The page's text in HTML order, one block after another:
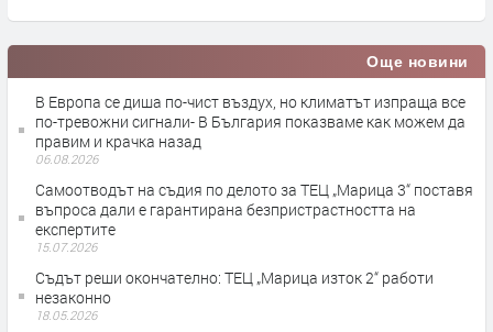
Още новини
В Европа се диша по-чист въздух, но климатът изпраща все
по-тревожни сигнали- В България показваме как можем да
правим и крачка назад
06.08.2026
Самоотводът на съдия по делото за ТЕЦ „Марица 3“ поставя
въпроса дали е гарантирана безпристрастността на
експертите
15.07.2026
Съдът реши окончателно: ТЕЦ „Марица изток 2“ работи
незаконно
18.05.2026